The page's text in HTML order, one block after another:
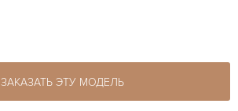
ЗАКАЗАТЬ ЭТУ МОДЕЛЬ